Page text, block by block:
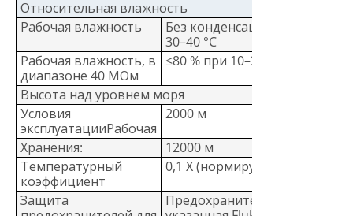
Относительная влажность
Рабочая влажность
Без конденсации, если <10°C
30–40 °C
Рабочая влажность, в
диапазоне 40 МОм
≤80 % при 10–30 °C; ≤70 % при
Высота над уровнем моря
Условия
эксплуатацииРабочая
2000 м
Хранения:
12000 м
Температурный
коэффициент
0,1 X (нормируемая
Защита
Предохранитель FAST на 11